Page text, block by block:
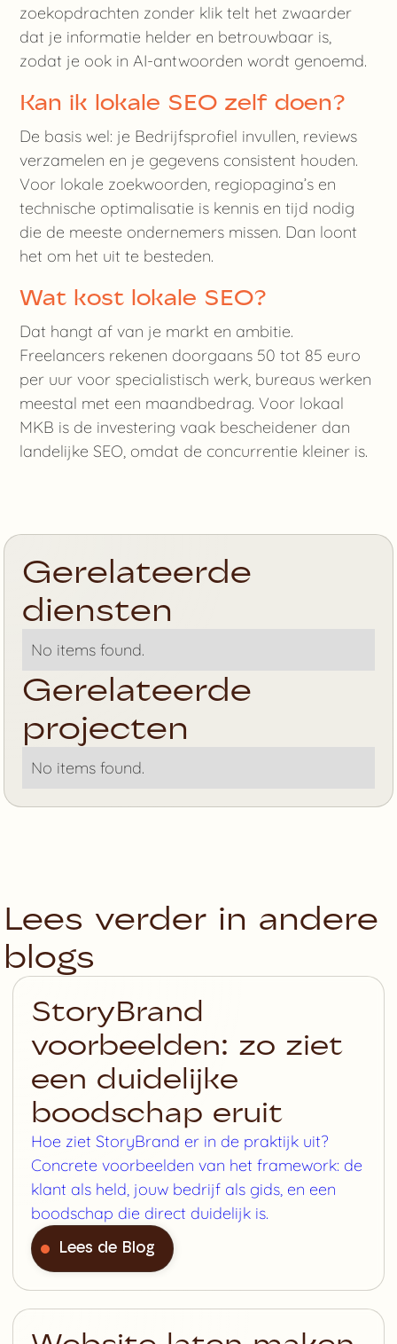
zoekopdrachten zonder klik telt het zwaarder
dat je informatie helder en betrouwbaar is,
zodat je ook in AI-antwoorden wordt genoemd.
Kan ik lokale SEO zelf doen?
De basis wel: je Bedrijfsprofiel invullen, reviews
verzamelen en je gegevens consistent houden.
Voor lokale zoekwoorden, regiopagina’s en
technische optimalisatie is kennis en tijd nodig
die de meeste ondernemers missen. Dan loont
het om het uit te besteden.
Wat kost lokale SEO?
Dat hangt af van je markt en ambitie.
Freelancers rekenen doorgaans 50 tot 85 euro
per uur voor specialistisch werk, bureaus werken
meestal met een maandbedrag. Voor lokaal
MKB is de investering vaak bescheidener dan
landelijke SEO, omdat de concurrentie kleiner is.
Gerelateerde
diensten
No items found.
Gerelateerde
projecten
No items found.
Lees verder in andere
blogs
StoryBrand
voorbeelden: zo ziet
een duidelijke
boodschap eruit
Hoe ziet StoryBrand er in de praktijk uit?
Concrete voorbeelden van het framework: de
klant als held, jouw bedrijf als gids, en een
boodschap die direct duidelijk is.
Lees de Blog